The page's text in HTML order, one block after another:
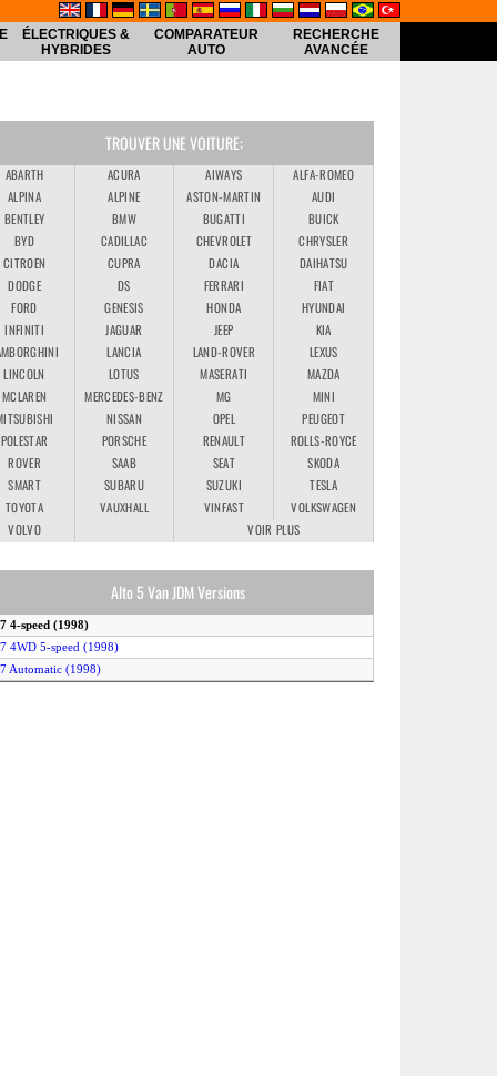
ÉLECTRIQUES &
HYBRIDES
COMPARATEUR
AUTO
RECHERCHE
AVANCÉE
TROUVER UNE VOITURE:
ABARTH ACURA AIWAYS
ALFA-ROMEO
ALPINA
ALPINE ASTON-MARTIN
AUDI
BENTLEY
BMW BUGATTI
BUICK
BYD
CADILLAC CHEVROLET
CHRYSLER
CITROEN
CUPRA DACIA
DAIHATSU
DODGE
DS FERRARI
FIAT
FORD
GENESIS HONDA
HYUNDAI
INFINITI
JAGUAR JEEP
KIA
LANCIA LAND-ROVER
LEXUS
LINCOLN
LOTUS MASERATI
MAZDA
MCLAREN
MERCEDES-BENZ MG
MINI
NISSAN OPEL
PEUGEOT
POLESTAR
PORSCHE RENAULT
ROLLS-ROYCE
ROVER
SAAB SEAT
SKODA
SMART
SUBARU SUZUKI
TESLA
TOYOTA
VAUXHALL VINFAST
VOLKSWAGEN
VOLVO
VOIR PLUS
Alto 5 Van JDM Versions
4-speed (1998)
4WD 5-speed (1998)
Automatic (1998)